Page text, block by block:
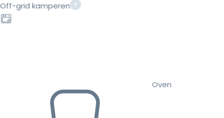
Off-grid kamperen
Oven